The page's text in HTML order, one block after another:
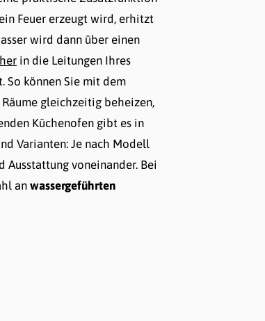
Bordeaux Holzherd Ember A2-
1.049,00 €
Feuer erzeugt wird, erhitzt
wird dann über einen
in die Leitungen Ihres
So können Sie mit dem
gleichzeitig beheizen,
Küchenofen gibt es in
Varianten: Je nach Modell
Ausstattung voneinander. Bei
an wassergeführten